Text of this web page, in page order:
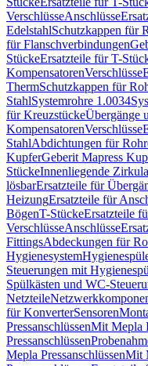
VerschlüsseAnschlüsse
EdelstahlSchutzkappen für
für Flanschverbindungen
StückeErsatzteile für T-
KompensatorenVerschlüsse
ThermSchutzkappen für
StahlSystemrohre 1.0034
für KreuzstückeÜbergänge
KompensatorenVerschlüsse
StahlAbdichtungen für
KupferGeberit Mapress
StückeInnenliegende
lösbarErsatzteile für
HeizungErsatzteile für
BögenT-StückeErsatzteile
VerschlüsseAnschlüsse
FittingsAbdeckungen für
Hygienesystem
Steuerungen mit
Spülkästen und WC-
Netzteile
für KonverterSensoren
PressanschlüssenMit Mepla
Pressanschlüssen
Mepla PressanschlüssenMit